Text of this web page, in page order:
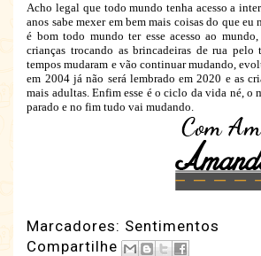
Acho legal que todo mundo tenha acesso a
anos sabe mexer em bem mais coisas do que
é bom todo mundo ter esse acesso ao
crianças trocando as brincadeiras de rua
tempos mudaram e vão continuar mudando,
em 2004 já não será lembrado em 2020 e as
mais adultas. Enfim esse é o ciclo da vida né, o
parado e no fim tudo vai mudando.
Marcadores: Sentimentos
Compartilhe